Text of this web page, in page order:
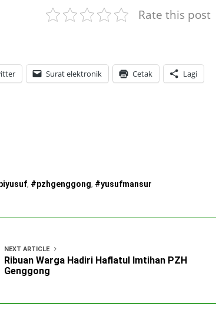
Rate this post
Surat elektronik Cetak Lagi
, #pzhgenggong, #yusufmansur
NEXT ARTICLE
Ribuan Warga Hadiri Haflatul Imtihan PZH
Genggong